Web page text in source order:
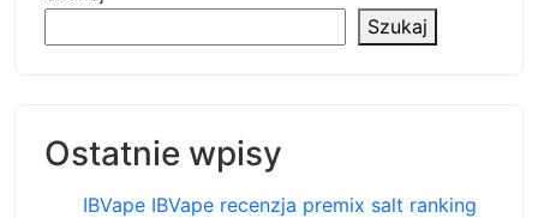
Szukaj
Ostatnie wpisy
IBVape IBVape recenzja premix salt ranking